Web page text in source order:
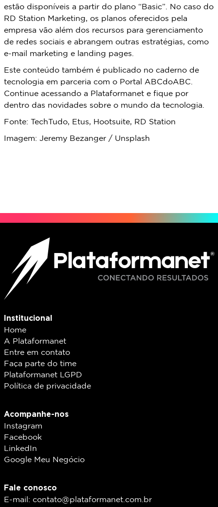
estão disponíveis a partir do plano “Basic”. No caso do
RD Station Marketing, os planos oferecidos pela
empresa vão além dos recursos para gerenciamento
de redes sociais e abrangem outras estratégias, como
e-mail marketing e landing pages.
Este conteúdo também é publicado no caderno de
tecnologia em parceria com o Portal ABCdoABC.
Continue acessando a Plataformanet e fique por
dentro das novidades sobre o mundo da tecnologia.
Fonte: TechTudo, Etus, Hootsuite, RD Station
Imagem: Jeremy Bezanger / Unsplash
Institucional
Home
A Plataformanet
Entre em contato
Faça parte do time
Plataformanet LGPD
Política de privacidade
Acompanhe-nos
Instagram
Facebook
LinkedIn
Google Meu Negócio
Fale conosco
E-mail: contato@plataformanet.com.br